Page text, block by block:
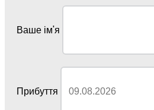
Ваше ім'я
Прибуття